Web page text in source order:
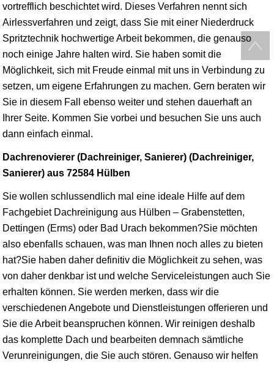
vortrefflich beschichtet wird. Dieses Verfahren nennt sich
Airlessverfahren und zeigt, dass Sie mit einer Niederdruck
Spritztechnik hochwertige Arbeit bekommen, die genauso
noch einige Jahre halten wird. Sie haben somit die
Möglichkeit, sich mit Freude einmal mit uns in Verbindung zu
setzen, um eigene Erfahrungen zu machen. Gern beraten wir
Sie in diesem Fall ebenso weiter und stehen dauerhaft an
Ihrer Seite. Kommen Sie vorbei und besuchen Sie uns auch
dann einfach einmal.
Dachrenovierer (Dachreiniger, Sanierer) (Dachreiniger,
Sanierer) aus 72584 Hülben
Sie wollen schlussendlich mal eine ideale Hilfe auf dem
Fachgebiet Dachreinigung aus Hülben – Grabenstetten,
Dettingen (Erms) oder Bad Urach bekommen?Sie möchten
also ebenfalls schauen, was man Ihnen noch alles zu bieten
hat?Sie haben daher definitiv die Möglichkeit zu sehen, was
von daher denkbar ist und welche Serviceleistungen auch Sie
erhalten können. Sie werden merken, dass wir die
verschiedenen Angebote und Dienstleistungen offerieren und
Sie die Arbeit beanspruchen können. Wir reinigen deshalb
das komplette Dach und bearbeiten demnach sämtliche
Verunreinigungen, die Sie auch stören. Genauso wir helfen